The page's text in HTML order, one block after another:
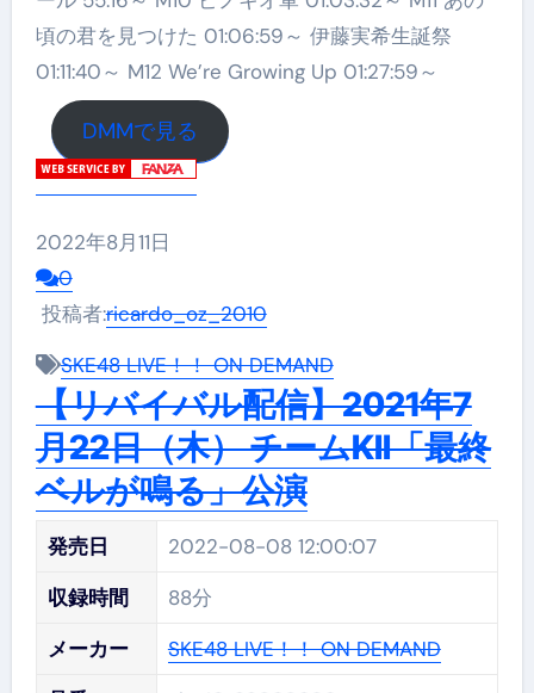
頃の君を見つけた 01:06:59～ 伊藤実希生誕祭
01:11:40～ M12 We’re Growing Up 01:27:59～
DMMで見る
2022年8月11日
0
投稿者:ricardo_oz_2010
SKE48 LIVE！！ ON DEMAND
【リバイバル配信】2021年7
月22日（木） チームKII「最終
ベルが鳴る」公演
発売日
2022-08-08 12:00:07
収録時間
88分
メーカー
SKE48 LIVE！！ ON DEMAND